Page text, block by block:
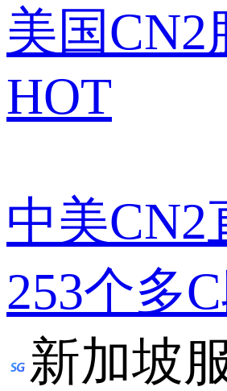
美国CN2
HOT
中美
253个多
新加坡